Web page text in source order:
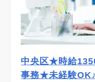
中央区★時給
事務★未経験